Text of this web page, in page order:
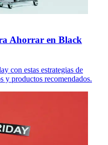
Ahorrar en Black
con estas estrategias de
y productos recomendados.